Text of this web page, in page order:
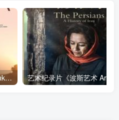
社会生活纪录片《马加拉 Makala》下载